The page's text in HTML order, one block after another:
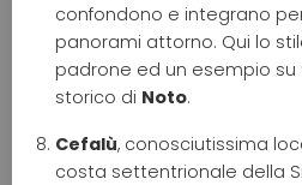
confondono e integrano
panorami attorno. Qui lo
padrone ed un esempio
storico di Noto.
Cefalù, conosciutissima
costa settentrionale della